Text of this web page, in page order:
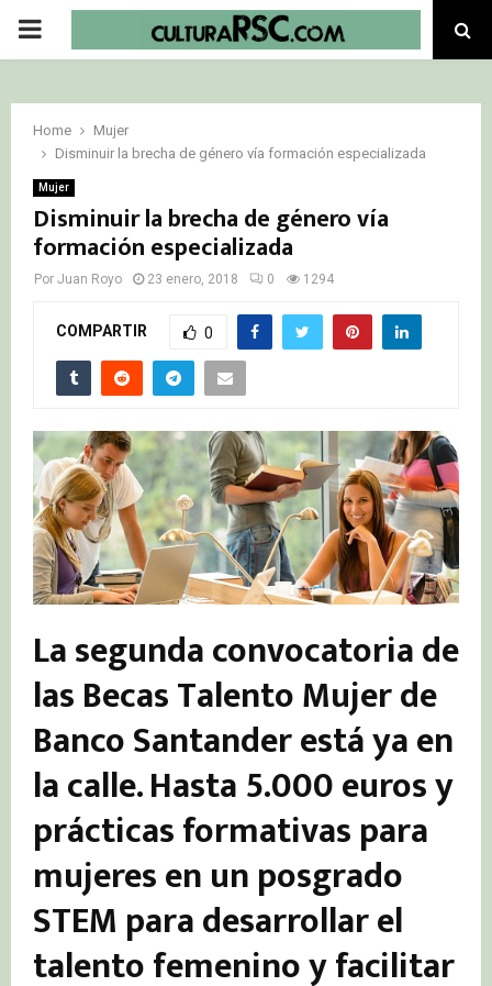
PRIMARY
Home
Mujer
Disminuir la brecha de género vía formación especializada
Mujer
Disminuir la brecha de género vía
formación especializada
Por Juan Royo 23 enero, 2018 0 1294
COMPARTIR 0
La segunda convocatoria de
las Becas Talento Mujer de
Banco Santander está ya en
la calle. Hasta 5.000 euros y
prácticas formativas para
mujeres en un posgrado
STEM para desarrollar el
talento femenino y facilitar